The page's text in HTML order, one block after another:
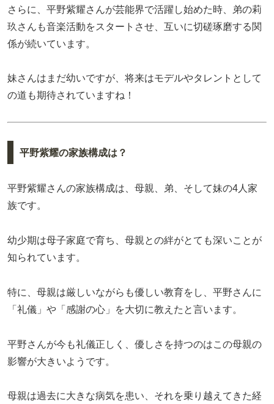
さらに、平野紫耀さんが芸能界で活躍し始めた時、弟の莉
玖さんも音楽活動をスタートさせ、互いに切磋琢磨する関
係が続いています。
妹さんはまだ幼いですが、将来はモデルやタレントとして
の道も期待されていますね！
平野紫耀の家族構成は？
平野紫耀さんの家族構成は、母親、弟、そして妹の4人家
族です。
幼少期は母子家庭で育ち、母親との絆がとても深いことが
知られています。
特に、母親は厳しいながらも優しい教育をし、平野さんに
「礼儀」や「感謝の心」を大切に教えたと言います。
平野さんが今も礼儀正しく、優しさを持つのはこの母親の
影響が大きいようです。
母親は過去に大きな病気を患い、それを乗り越えてきた経